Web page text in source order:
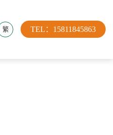
TEL：15811845863
繁